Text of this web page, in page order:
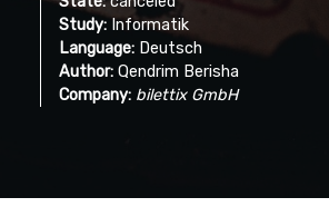
Study: Informatik
Language: Deutsch
Author: Qendrim Berisha
Company: bilettix GmbH